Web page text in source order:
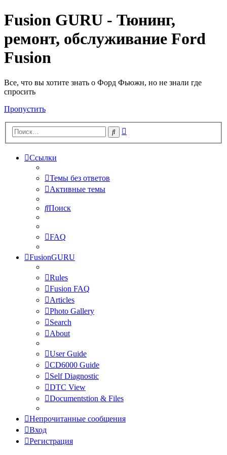
Fusion GURU - Тюнинг,
ремонт, обслуживание Ford
Fusion
Все, что вы хотите знать о Форд Фьюжн, но не знали где
спросить
Пропустить
Поиск
Ссылки
Темы без ответов
Активные темы
Поиск
FAQ
FusionGURU
Rules
Fusion FAQ
Articles
Photo Gallery
Search
About
User Guide
CD6000 Guide
Self Diagnostic
DTC View
Documentstion & Files
Непрочитанные сообщения
Вход
Регистрация